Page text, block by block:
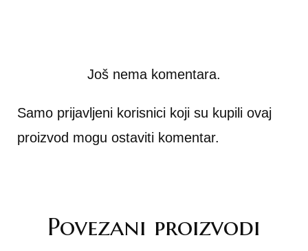
Još nema komentara.
Samo prijavljeni korisnici koji su kupili ovaj
proizvod mogu ostaviti komentar.
Povezani proizvodi